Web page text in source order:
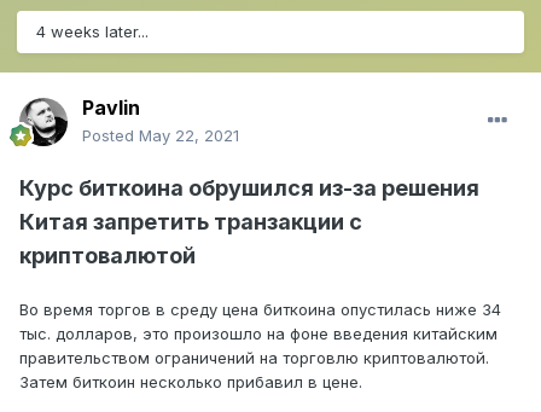
4 weeks later...
Pavlin
Posted May 22, 2021
Курс биткоина обрушился из-за решения
Китая запретить транзакции с
криптовалютой
Во время торгов в среду цена биткоина опустилась ниже 34
тыс. долларов, это произошло на фоне введения китайским
правительством ограничений на торговлю криптовалютой.
Затем биткоин несколько прибавил в цене.